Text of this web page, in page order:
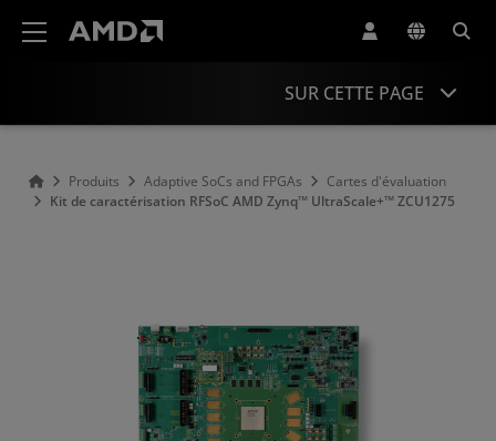
SUR CETTE PAGE
Informations produit
Produits similaires
Produits Adaptive SoCs and FPGAs
Cartes d'évaluation
Kit de caractérisation RFSoC AMD Zynq™ UltraScale+™ ZCU1275